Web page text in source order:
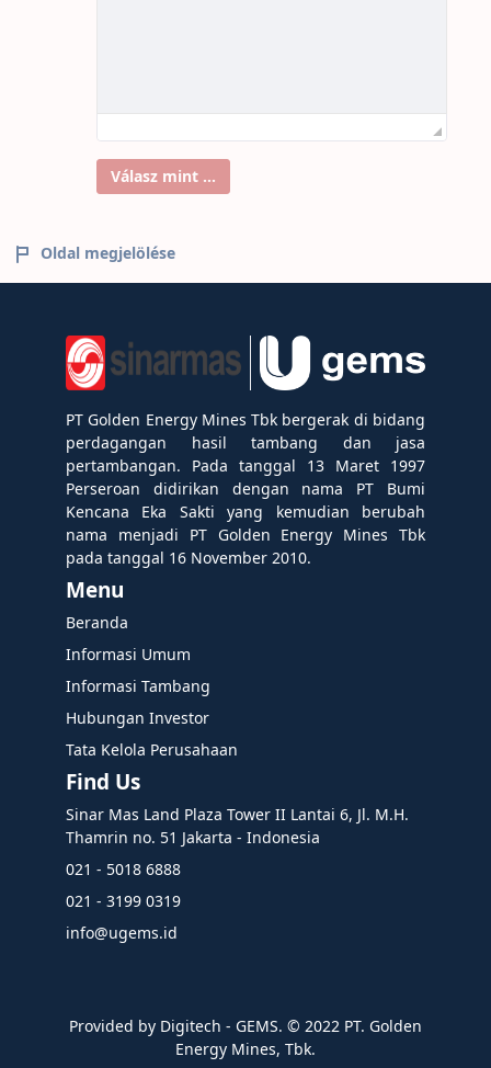
Válasz mint ...
Oldal megjelölése
PT Golden Energy Mines Tbk bergerak di bidang
perdagangan hasil tambang dan jasa
pertambangan. Pada tanggal 13 Maret 1997
Perseroan didirikan dengan nama PT Bumi
Kencana Eka Sakti yang kemudian berubah
nama menjadi PT Golden Energy Mines Tbk
pada tanggal 16 November 2010.
Menu
Beranda
Informasi Umum
Informasi Tambang
Hubungan Investor
Tata Kelola Perusahaan
Find Us
Sinar Mas Land Plaza Tower II Lantai 6, Jl. M.H.
Thamrin no. 51 Jakarta - Indonesia
021 - 5018 6888
021 - 3199 0319
info@ugems.id
Provided by Digitech - GEMS. ©️ 2022 PT. Golden
Energy Mines, Tbk.